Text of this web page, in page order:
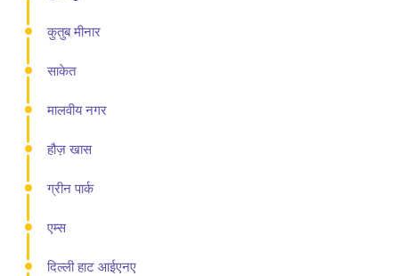
कुतुब मीनार
साकेत
मालवीय नगर
हौज़ खास
ग्रीन पार्क
एम्स
दिल्ली हाट आईएनए